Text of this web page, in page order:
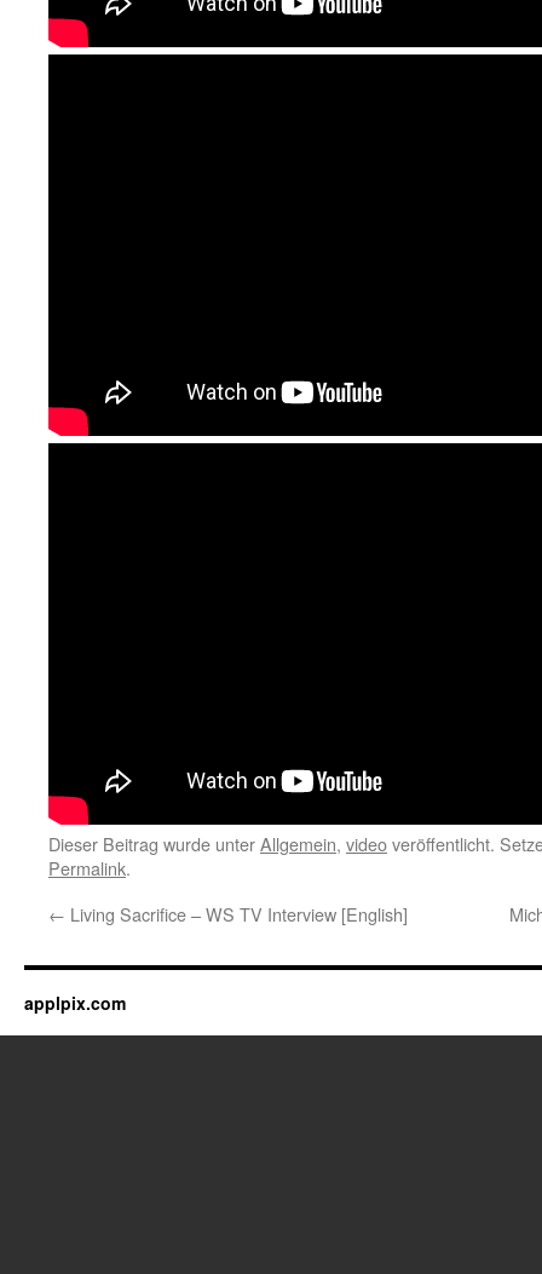
Dieser Beitrag wurde unterAllgemein, videoveröffentlicht.
Permalink.
← Living Sacrifice – WS TV Interview [English]
applpix.com